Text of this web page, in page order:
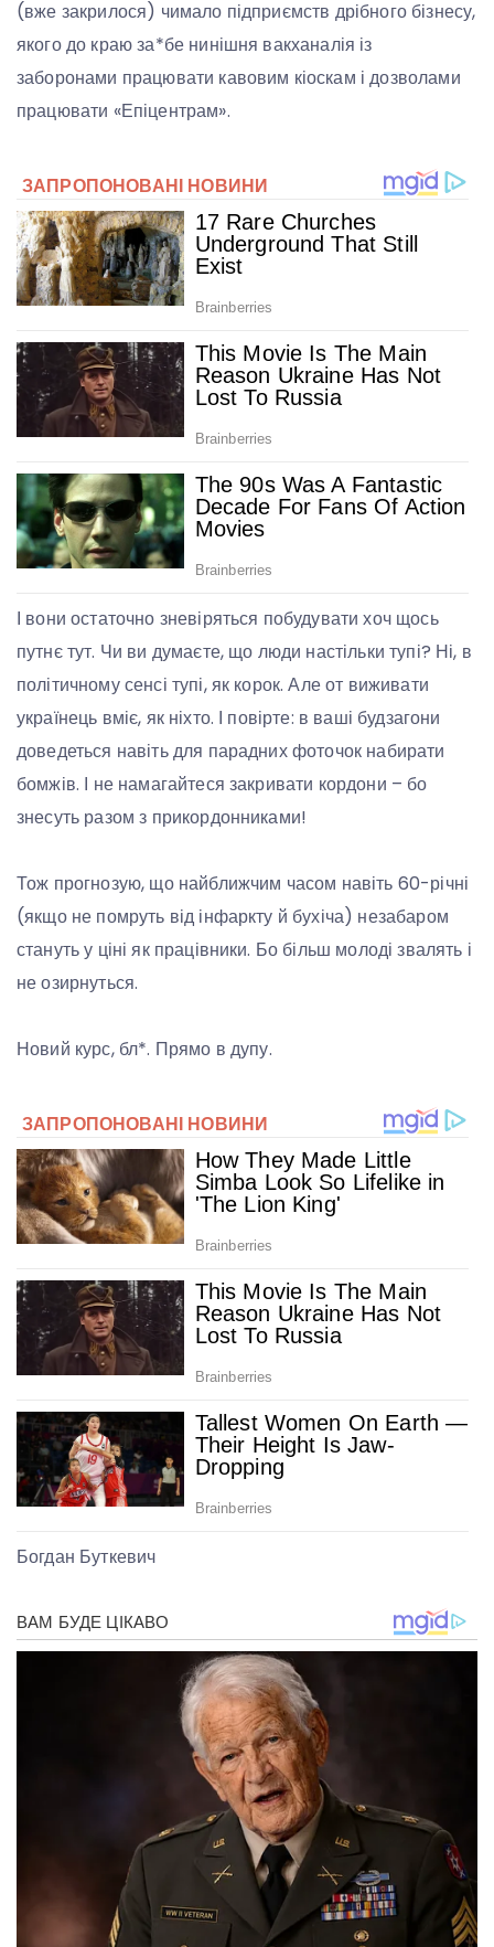
(вже закрилося) чимало підприємств дрібного бізнесу,
якого до краю за*бе нинішня вакханалія із
заборонами працювати кавовим кіоскам і дозволами
працювати «Епіцентрам».
І вони остаточно зневіряться побудувати хоч щось
путнє тут. Чи ви думаєте, що люди настільки тупі? Ні, в
політичному сенсі тупі, як корок. Але от виживати
українець вміє, як ніхто. І повірте: в ваші будзагони
доведеться навіть для парадних фоточок набирати
бомжів. І не намагайтеся закривати кордони – бо
знесуть разом з прикордонниками!
Тож прогнозую, що найближчим часом навіть 60-річні
(якщо не помруть від інфаркту й бухіча) незабаром
стануть у ціні як працівники. Бо більш молоді звалять і
не озирнуться.
Новий курс, бл*. Прямо в дупу.
Богдан Буткевич